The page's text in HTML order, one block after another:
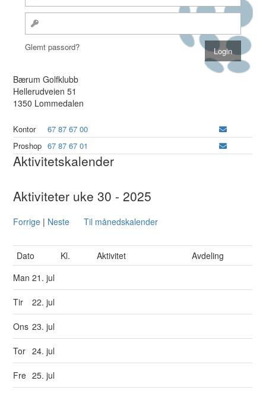
Glemt passord?
Bærum Golfklubb
Hellerudveien 51
1350 Lommedalen
Kontor
67 87 67 00
Proshop 67 87 67 01
Aktivitetskalender
Aktiviteter uke 30 - 2025
Forrige | Neste Til månedskalender
Dato Kl. Aktivitet
Avdeling
Man21. jul
Tir 22. jul
Ons 23. jul
Tor 24. jul
Fre 25. jul